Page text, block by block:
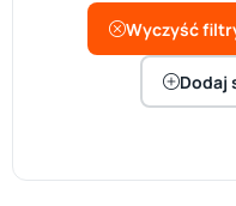
Wyczyść
Dodaj